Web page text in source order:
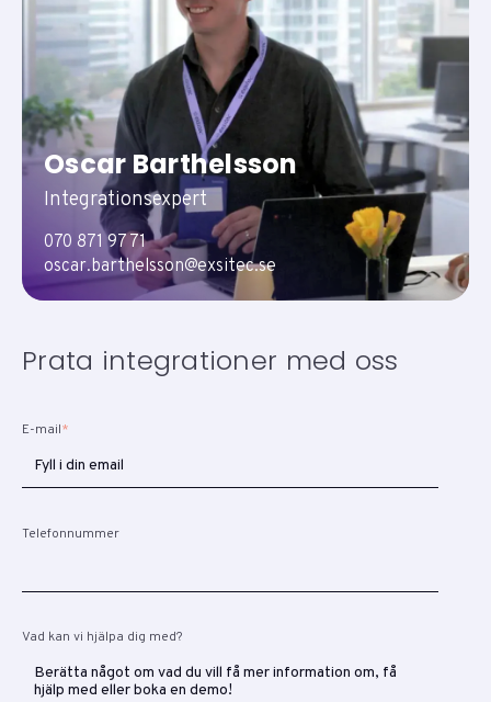
Oscar Barthelsson
Integrationsexpert
070 871 97 71
oscar.barthelsson@exsitec.se
Prata integrationer med oss
E-mail*
Telefonnummer
Vad kan vi hjälpa dig med?